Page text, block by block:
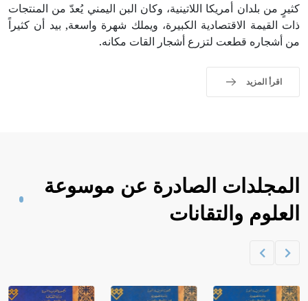
كثيرٍ من بلدان أمريكا اللاتينية، وكان البن اليمني يُعدّ من المنتجات
ذات القيمة الاقتصادية الكبيرة، ويملك شهرة واسعة, بيد أن كثيراً
من أشجاره قطعت لتزرع أشجار القات مكانه.
اقرأ المزيد
المجلدات الصادرة عن موسوعة
العلوم والتقانات